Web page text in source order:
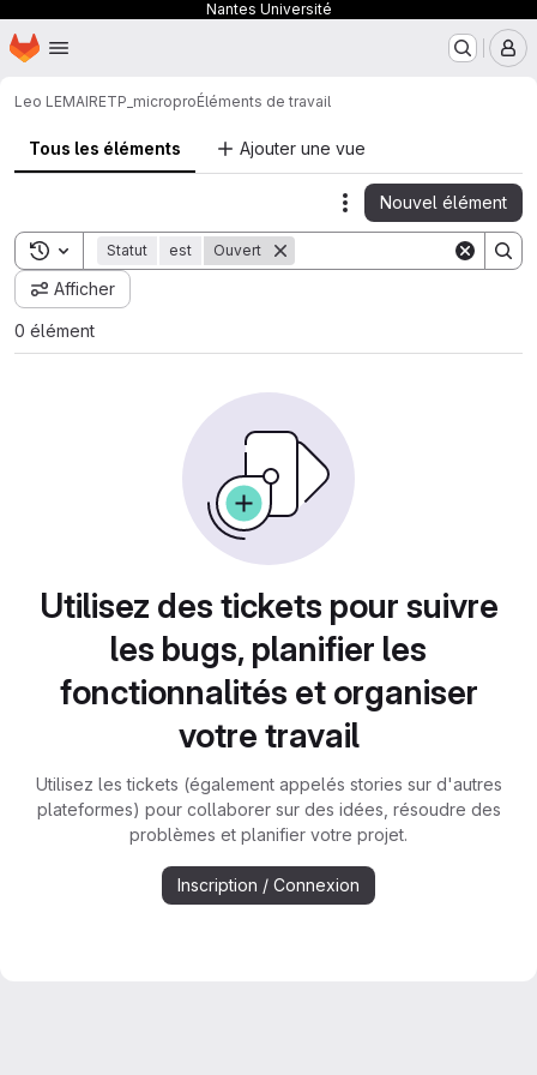
Nantes Université
Passer au contenu principal
Page d'accueil
Leo LEMAIRETP_microproÉléments de travail
Tous les éléments Ajouter une vue
Actions
Nouvel élément
Toggle search history
Statut est Ouvert
Afficher
0 élément
Utilisez des tickets pour suivre
les bugs, planifier les
fonctionnalités et organiser
votre travail
Utilisez les tickets (également appelés stories sur d'autres
plateformes) pour collaborer sur des idées, résoudre des
problèmes et planifier votre projet.
Inscription / Connexion